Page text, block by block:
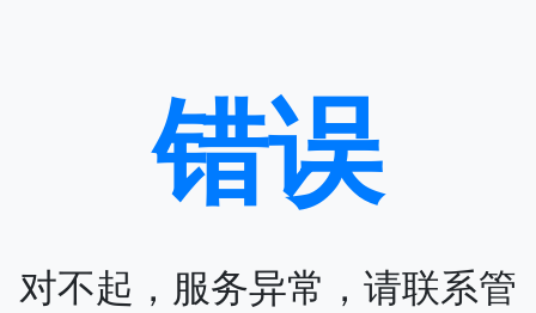
错误
对不起，服务异常，请联系管